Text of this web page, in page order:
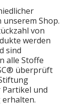
unserem Shop.
von
werden
sind
alle Stoffe
überprüft
und